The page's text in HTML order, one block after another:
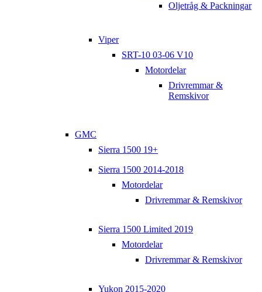
Oljetråg & Packningar
Viper
SRT-10 03-06 V10
Motordelar
Drivremmar &
Remskivor
GMC
Sierra 1500 19+
Sierra 1500 2014-2018
Motordelar
Drivremmar & Remskivor
Sierra 1500 Limited 2019
Motordelar
Drivremmar & Remskivor
Yukon 2015-2020